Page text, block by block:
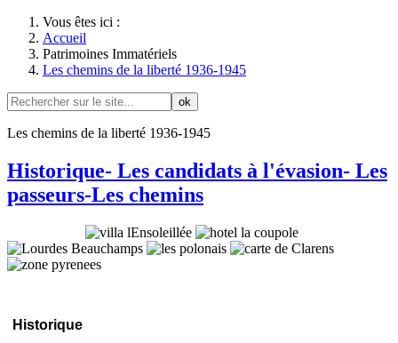
Vous êtes ici :
Accueil
Patrimoines Immatériels
Les chemins de la liberté 1936-1945
ok
Les chemins de la liberté 1936-1945
Historique- Les candidats à l'évasion- Les
passeurs-Les chemins
Historique